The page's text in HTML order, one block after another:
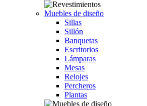
Muebles de diseño
Sillas
Sillón
Banquetas
Escritorios
Lámparas
Mesas
Relojes
Percheros
Plantas